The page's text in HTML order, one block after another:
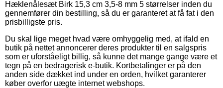
Hæklenålesæt Birk 15,3 cm 3,5-8 mm 5 størrelser inden du
gennemfører din bestilling, så du er garanteret at få fat i den
prisbilligste pris.
Du skal lige meget hvad være omhyggelig med, at ifald en
butik på nettet annoncerer deres produkter til en salgspris
som er uforståeligt billig, så kunne det mange gange være et
tegn på en bedragerisk e-butik. Kortbetalinger er på den
anden side dækket ind under en orden, hvilket garanterer
køber overfor uægte internet webshops.